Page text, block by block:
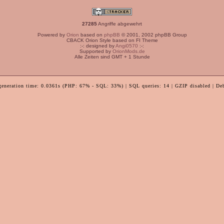
27285Angriffe abgewehrt
Powered by Orion based on phpBB © 2001, 2002 phpBB Group
CBACK Orion Style based on FI Theme
:-: designed byAngi0570 :-:
Supported by OrionMods.de
Alle Zeiten sind GMT + 1 Stunde
time: 0.0361s (PHP: 67% - SQL: 33%) | SQL queries: 14 | GZIP disabled |